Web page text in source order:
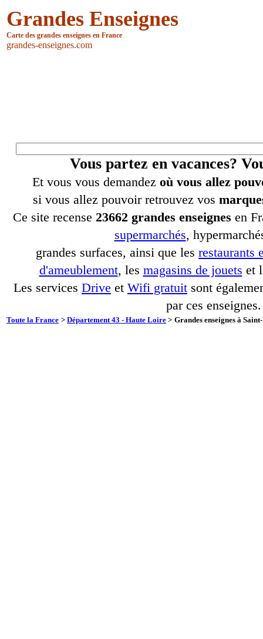
Grandes Enseignes
Carte des grandes enseignes en France
grandes-enseignes.com
Vous partez en vacances?
Et vous vous demandez où vous allez
si vous allez pouvoir retrouvez vos
Ce site recense 23662 grandes enseignes en
supermarchés,
grandes surfaces, ainsi que les restaurants
d'ameublement, les magasins de jouets et
Les services Drive et Wifi gratuit sont
par ces enseignes.
Toute la France > Département 43 - Haute Loire > Grandes enseignes à